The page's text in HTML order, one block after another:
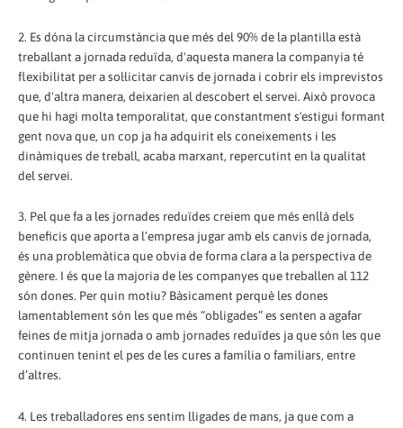
2. Es dóna la circumstància que més del 90% de la plantilla està
treballant a jornada reduïda, d'aquesta manera la companyia té
flexibilitat per a sol·licitar canvis de jornada i cobrir els imprevistos
que, d'altra manera, deixarien al descobert el servei. Això provoca
que hi hagi molta temporalitat, que constantment s'estigui formant
gent nova que, un cop ja ha adquirit els coneixements i les
dinàmiques de treball, acaba marxant, repercutint en la qualitat
del servei.
3. Pel que fa a les jornades reduïdes creiem que més enllà dels
beneficis que aporta a l’empresa jugar amb els canvis de jornada,
és una problemàtica que obvia de forma clara a la perspectiva de
gènere. I és que la majoria de les companyes que treballen al 112
són dones. Per quin motiu? Bàsicament perquè les dones
lamentablement són les que més “obligades” es senten a agafar
feines de mitja jornada o amb jornades reduïdes ja que són les que
continuen tenint el pes de les cures a família o familiars, entre
d’altres.
4. Les treballadores ens sentim lligades de mans, ja que com a